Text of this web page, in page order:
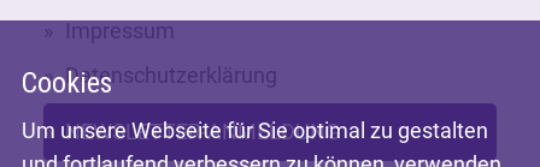
Impressum
Datenschutzerklärung
NEWSLETTER-ANMELDUNG
Cookies
Um unsere Webseite für Sie optimal zu gestalten